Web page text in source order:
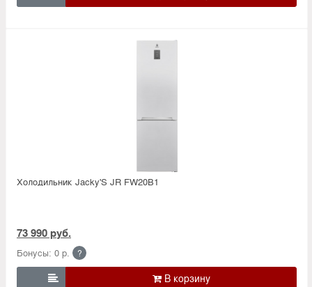
Холодильник Jacky'S JR FW20B1
73 990 руб.
Бонусы: 0 р. ?
